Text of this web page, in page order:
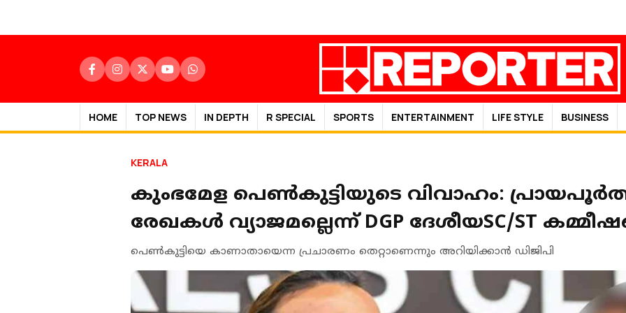
HOME TOP NEWS IN DEPTH R SPECIAL SPORTS ENTERTAINMENT LIFE STYLE BUSINESS
KERALA
കുംഭമേള പെൺകുട്ടിയുടെ വിവാഹം:
രേഖകൾ വ്യാജമല്ലെന്ന് DGP ദേശീയSC/ST
പെണ്‍കുട്ടിയെ കാണാതായെന്ന പ്രചാരണം തെറ്റാണെന്നും അറിയിക്കാന്‍ ഡിജിപി